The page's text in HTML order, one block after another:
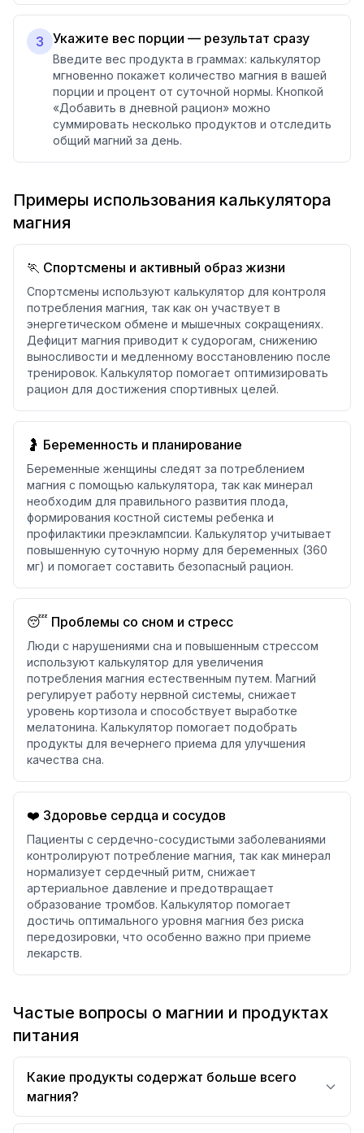
3 Укажите вес порции — результат сразу
Введите вес продукта в граммах: калькулятор
мгновенно покажет количество магния в вашей
порции и процент от суточной нормы. Кнопкой
«Добавить в дневной рацион» можно
суммировать несколько продуктов и отследить
общий магний за день.
Примеры использования калькулятора
магния
🏃 Спортсмены и активный образ жизни
Спортсмены используют калькулятор для контроля
потребления магния, так как он участвует в
энергетическом обмене и мышечных сокращениях.
Дефицит магния приводит к судорогам, снижению
выносливости и медленному восстановлению после
тренировок. Калькулятор помогает оптимизировать
рацион для достижения спортивных целей.
🤰 Беременность и планирование
Беременные женщины следят за потреблением
магния с помощью калькулятора, так как минерал
необходим для правильного развития плода,
формирования костной системы ребенка и
профилактики преэклампсии. Калькулятор учитывает
повышенную суточную норму для беременных (360
мг) и помогает составить безопасный рацион.
😴 Проблемы со сном и стресс
Люди с нарушениями сна и повышенным стрессом
используют калькулятор для увеличения
потребления магния естественным путем. Магний
регулирует работу нервной системы, снижает
уровень кортизола и способствует выработке
мелатонина. Калькулятор помогает подобрать
продукты для вечернего приема для улучшения
качества сна.
❤️ Здоровье сердца и сосудов
Пациенты с сердечно-сосудистыми заболеваниями
контролируют потребление магния, так как минерал
нормализует сердечный ритм, снижает
артериальное давление и предотвращает
образование тромбов. Калькулятор помогает
достичь оптимального уровня магния без риска
передозировки, что особенно важно при приеме
лекарств.
Частые вопросы о магнии и продуктах
питания
Какие продукты содержат больше всего
магния?